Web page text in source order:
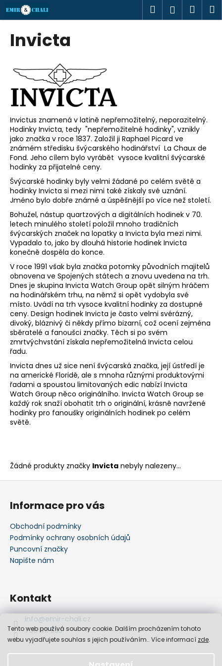
Tento web používá soubory cookie. Dalším procházením tohoto
webu vyjadřujete souhlas s jejich používáním.. Více informací zde.
na
obsah
Hledat
Invicta
Invictus znamená v latině nepřemožitelný, neporazitelný.
Hodinky Invicta, tedy "nepřemožitelné hodinky", vznikly
jako značka v roce 1837. Založil ji Raphael Picard ve
známém středisku švýcarského hodinářství La Chaux de
Fond. Jeho cílem bylo vyrábět vysoce kvalitní švýcarské
hodinky za přijatelné ceny.
Švýcarské hodinky byly velmi žádané po celém světě a
hodinky Invicta si mezi nimi také získaly své uznání.
Jméno bylo dobře známé a úspěšnější po více než století.
Bohužel, nástup quartzových a digitálních hodinek v 70.
letech minulého století položil mnoho tradičních
švýcarských značek na lopatky a Invicta byla mezi nimi.
Vypadalo to, jako by dlouhá historie hodinek Invicta
konečně dospěla do konce.
V roce 1991 však byla značka potomky původních majitelů
obnovena ve Spojených státech a znovu uvedena na trh.
Dnes je skupina Invicta Watch Group opět silným hráčem
na hodinářském trhu, na němž si opět vydobyla své
místo. Uvádí na trh vysoce kvalitní hodinky za dostupné
ceny. Design hodinek Invicta je často velmi svérázný,
divoký, bláznivý či někdy přímo bizarní, což ocení zejména
sběratelé a fanoušci značky. Těch si po svém
zmrtvýchvstání získala nepřemožitelná Invicta celou
řadu.
Invicta dnes už sice není švýcarská značka, její ústředí je
na americké Floridě, ale s mnoha různými produktovými
řadami a spoustou limitovaných edic nabízí Invicta
Watch Group něco originálního. Invicta Watch Group se
každý rok snaží obohatit trh o originální, krásně navržené
hodinky pro fanoušky originálních hodinek po celém
světě.
Žádné produkty značky Invicta nebyly nalezeny...
K
o
o
o
t
ř
e
b
u
j
e
t
e
n
a
j
í
t
?
HLEDAT
Z
Informace pro vás
Obchodní podmínky
Podmínky ochrany osobních údajů
Puncovní značky
Napište nám
Kontakt
info@emir-chali.cz
730 411 553